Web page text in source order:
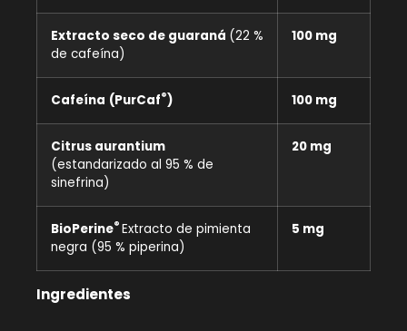
Extracto seco de guaraná (22 %
de cafeína)
100 mg
Cafeína (PurCaf®) 100 mg
Citrus aurantium
(estandarizado al 95 % de
sinefrina)
20 mg
BioPerine® Extracto de pimienta
negra (95 % piperina)
5 mg
Ingredientes